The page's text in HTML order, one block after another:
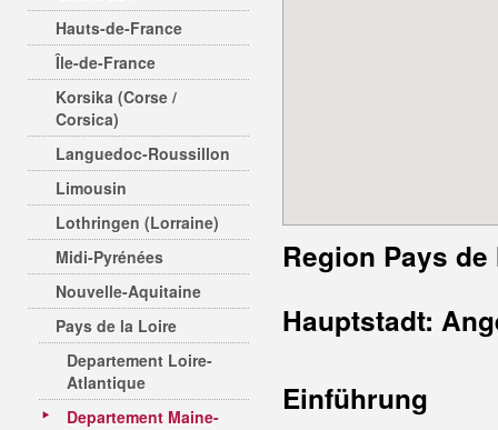
Hauts-de-France
Île-de-France
Korsika (Corse /
Corsica)
Languedoc-Roussillon
Limousin
Lothringen (Lorraine)
Midi-Pyrénées
Nouvelle-Aquitaine
Pays de la Loire
Departement Loire-
Atlantique
Departement Maine-
Region Pays
Hauptstadt:
Einführung